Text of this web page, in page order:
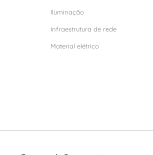
Iluminação
Infraestrutura de rede
Material elétrico